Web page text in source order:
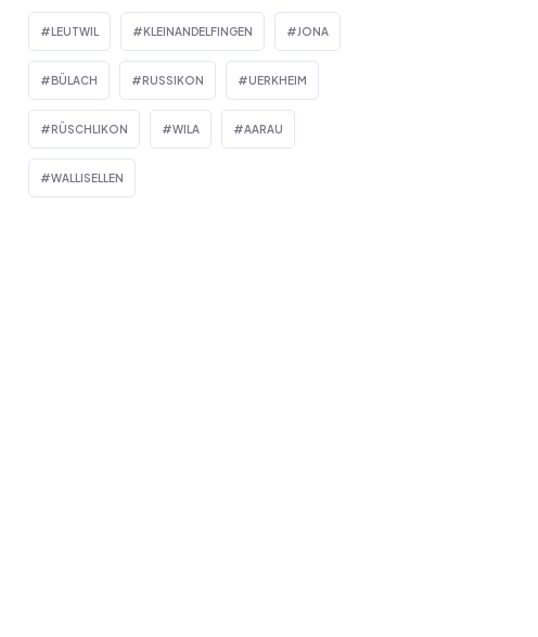
LEUTWIL KLEINANDELFINGEN JONA
BÜLACH RUSSIKON UERKHEIM
RÜSCHLIKON WILA AARAU
WALLISELLEN